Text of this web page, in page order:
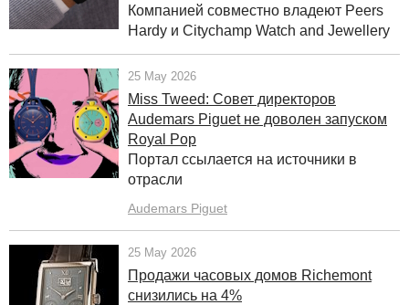
Компанией совместно владеют Peers
Hardy и Citychamp Watch and Jewellery
25 May 2026
Miss Tweed: Совет директоров
Audemars Piguet не доволен запуском
Royal Pop
Портал ссылается на источники в
отрасли
Audemars Piguet
25 May 2026
Продажи часовых домов Richemont
снизились на 4%